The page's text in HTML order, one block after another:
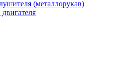
(металлорукав)